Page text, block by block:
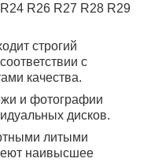
R24 R26 R27 R28 R29
строгий
с
качества.
и фотографии
дисков.
литыми
наивысшее